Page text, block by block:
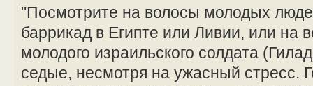
"Посмотрите на волосы молодых
баррикад в Египте или Ливии, или на
молодого израильского солдата
седые, несмотря на ужасный стресс.